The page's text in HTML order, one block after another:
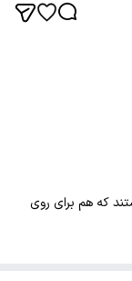
که هم برای روی